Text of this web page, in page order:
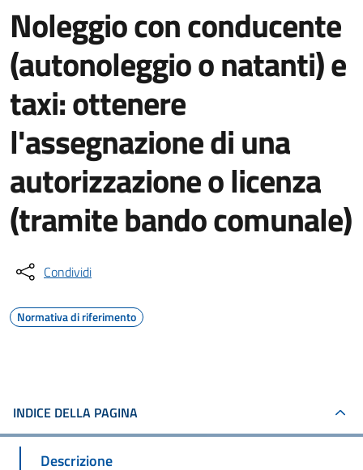
Noleggio con conducente
(autonoleggio o natanti) e
taxi: ottenere
l'assegnazione di una
autorizzazione o licenza
(tramite bando comunale)
Condividi
Normativa di riferimento
INDICE DELLA PAGINA
Descrizione